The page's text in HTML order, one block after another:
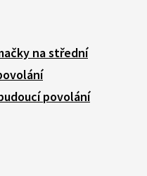
na střední
povolání